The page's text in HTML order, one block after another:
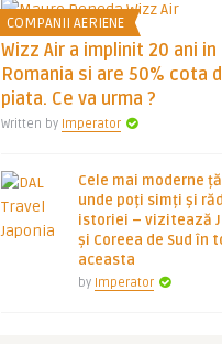
COMPANII AERIENE
Wizz Air a implinit 20 ani in
Romania si are 50% cota
piata. Ce va urma ?
Written by Imperator
Cele mai moderne
unde poți simți și
istoriei – vizitează
și Coreea de Sud în
aceasta
by Imperator